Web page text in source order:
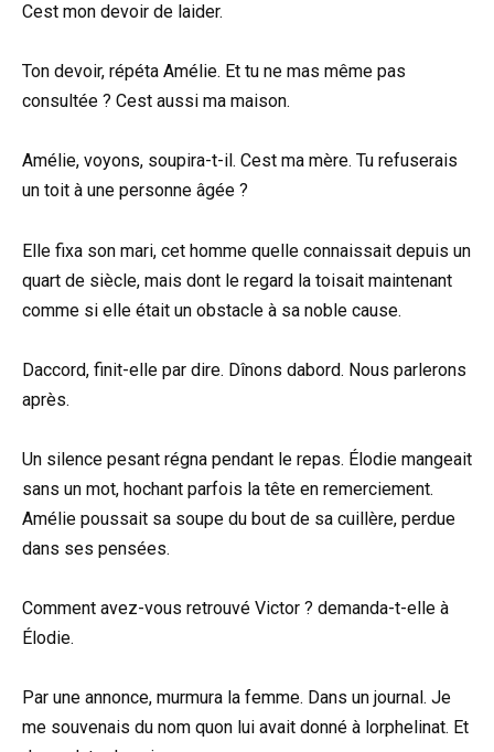
Cest mon devoir de laider.
Ton devoir, répéta Amélie. Et tu ne mas même pas
consultée ? Cest aussi ma maison.
Amélie, voyons, soupira-t-il. Cest ma mère. Tu refuserais
un toit à une personne âgée ?
Elle fixa son mari, cet homme quelle connaissait depuis un
quart de siècle, mais dont le regard la toisait maintenant
comme si elle était un obstacle à sa noble cause.
Daccord, finit-elle par dire. Dînons dabord. Nous parlerons
après.
Un silence pesant régna pendant le repas. Élodie mangeait
sans un mot, hochant parfois la tête en remerciement.
Amélie poussait sa soupe du bout de sa cuillère, perdue
dans ses pensées.
Comment avez-vous retrouvé Victor ? demanda-t-elle à
Élodie.
Par une annonce, murmura la femme. Dans un journal. Je
me souvenais du nom quon lui avait donné à lorphelinat. Et